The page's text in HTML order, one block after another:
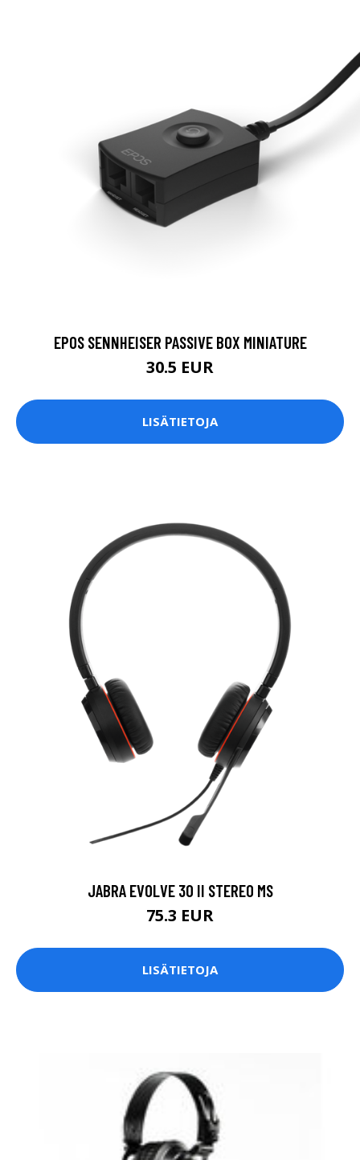
EPOS SENNHEISER PASSIVE BOX MINIATURE
30.5 EUR
LISÄTIETOJA
JABRA EVOLVE 30 II STEREO MS
75.3 EUR
LISÄTIETOJA